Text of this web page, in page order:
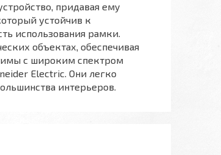
придавая ему
устойчив к
использования рамки.
объектах, обеспечивая
с широким спектром
Electric. Они легко
интерьеров.